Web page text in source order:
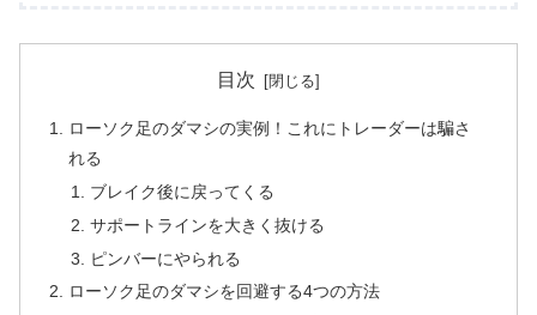
目次
ローソク足のダマシの実例！これにトレーダーは騙さ
れる
ブレイク後に戻ってくる
サポートラインを大きく抜ける
ピンバーにやられる
ローソク足のダマシを回避する4つの方法